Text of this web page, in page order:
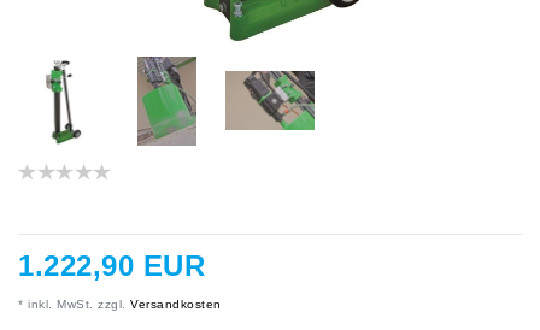
1.222,90 EUR
* inkl. MwSt. zzgl. Versandkosten